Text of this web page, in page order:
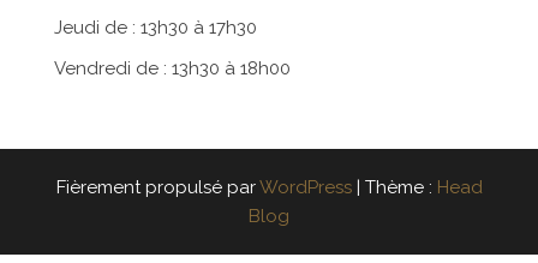
Jeudi de : 13h30 à 17h30
Vendredi de : 13h30 à 18h00
Fièrement propulsé parWordPress | Thème : Head
Blog